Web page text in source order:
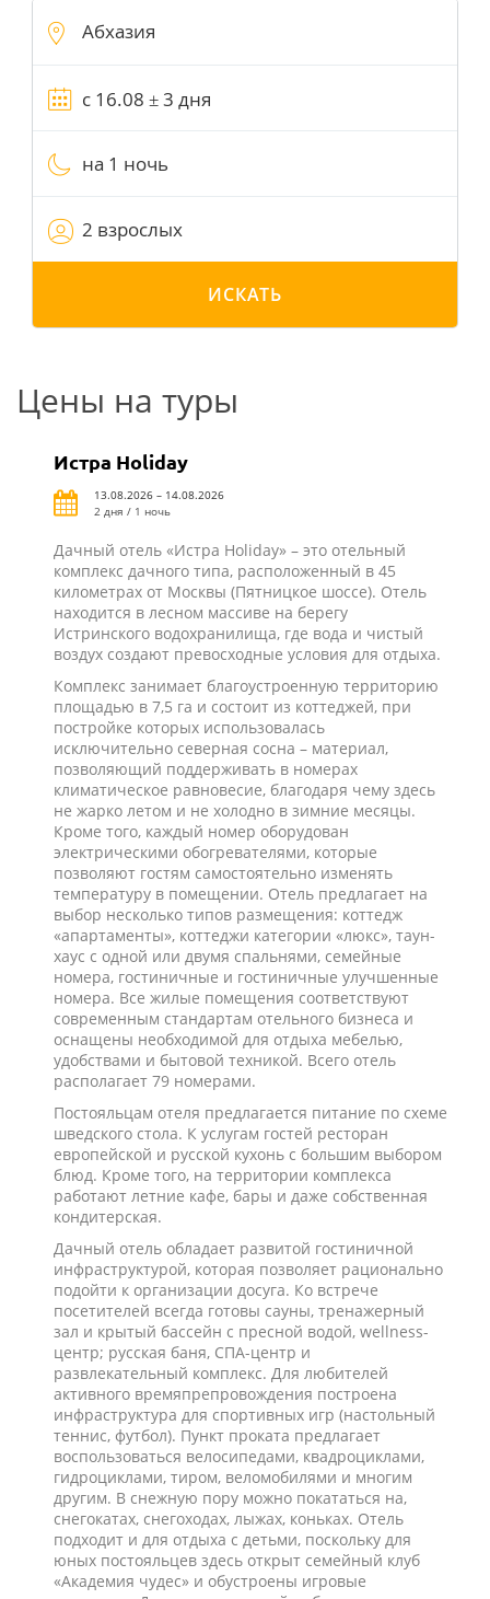
на 1 ночь
2 взрослых
ИСКАТЬ
Цены на туры
Истра Holiday
13.08.2026 – 14.08.2026
2 дня / 1 ночь
Дачный отель «Истра Holiday» – это отельный
комплекс дачного типа, расположенный в 45
километрах от Москвы (Пятницкое шоссе). Отель
находится в лесном массиве на берегу
Истринского водохранилища, где вода и чистый
воздух создают превосходные условия для отдыха.
Комплекс занимает благоустроенную территорию
площадью в 7,5 га и состоит из коттеджей, при
постройке которых использовалась
исключительно северная сосна – материал,
позволяющий поддерживать в номерах
климатическое равновесие, благодаря чему здесь
не жарко летом и не холодно в зимние месяцы.
Кроме того, каждый номер оборудован
электрическими обогревателями, которые
позволяют гостям самостоятельно изменять
температуру в помещении. Отель предлагает на
выбор несколько типов размещения: коттедж
«апартаменты», коттеджи категории «люкс», таун-
хаус с одной или двумя спальнями, семейные
номера, гостиничные и гостиничные улучшенные
номера. Все жилые помещения соответствуют
современным стандартам отельного бизнеса и
оснащены необходимой для отдыха мебелью,
удобствами и бытовой техникой. Всего отель
располагает 79 номерами.
Постояльцам отеля предлагается питание по схеме
шведского стола. К услугам гостей ресторан
европейской и русской кухонь с большим выбором
блюд. Кроме того, на территории комплекса
работают летние кафе, бары и даже собственная
кондитерская.
Дачный отель обладает развитой гостиничной
инфраструктурой, которая позволяет рационально
подойти к организации досуга. Ко встрече
посетителей всегда готовы сауны, тренажерный
зал и крытый бассейн с пресной водой, wellness-
центр; русская баня, СПА-центр и
развлекательный комплекс. Для любителей
активного времяпрепровождения построена
инфраструктура для спортивных игр (настольный
теннис, футбол). Пункт проката предлагает
воспользоваться велосипедами, квадроциклами,
гидроциклами, тиром, веломобилями и многим
другим. В снежную пору можно покататься на,
снегокатах, снегоходах, лыжах, коньках. Отель
подходит и для отдыха с детьми, поскольку для
юных постояльцев здесь открыт семейный клуб
«Академия чудес» и обустроены игровые